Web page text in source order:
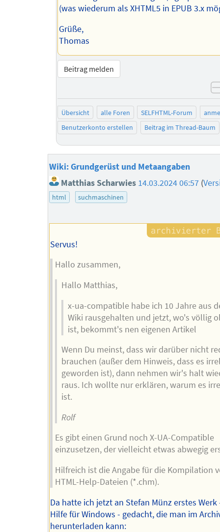
(was wiederum als XHTML5 in EPUB 3.x
Grüße,
Thomas
Beitrag melden
Übersicht alle Foren SELFHTML-Forum
Benutzerkonto erstellen
Beitrag im Thread-Baum
Wiki: Grundgerüst und Metaangaben
Matthias Scharwies 14.03.2024 06:57 (
html suchmaschinen
Servus!
Hallo zusammen,
Hallo Matthias,
x-ua-compatible habe ich 10 Jahre aus
Wiki rausgehalten und jetzt, wo's völlig
ist, bekommt's nen eigenen Artikel
Wenn Du meinst, dass wir darüber nicht
brauchen (außer dem Hinweis, dass es
geworden ist), dann nehmen wir's halt
raus. Ich wollte nur erklären, warum es
ist.
Rolf
Es gibt einen Grund noch X-UA-Compatible
einzusetzen, der vielleicht etwas abwegig
Hilfreich ist die Angabe für die Kompilation
HTML-Help-Dateien (*.chm).
Da hatte ich jetzt an Stefan Münz erstes Werk
Hilfe für Windows - gedacht, die man im
herunterladen kann: